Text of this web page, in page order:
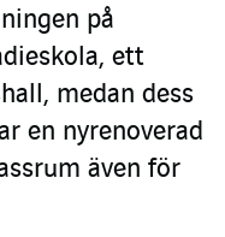
på
ett
medan dess
en nyrenoverad
även för